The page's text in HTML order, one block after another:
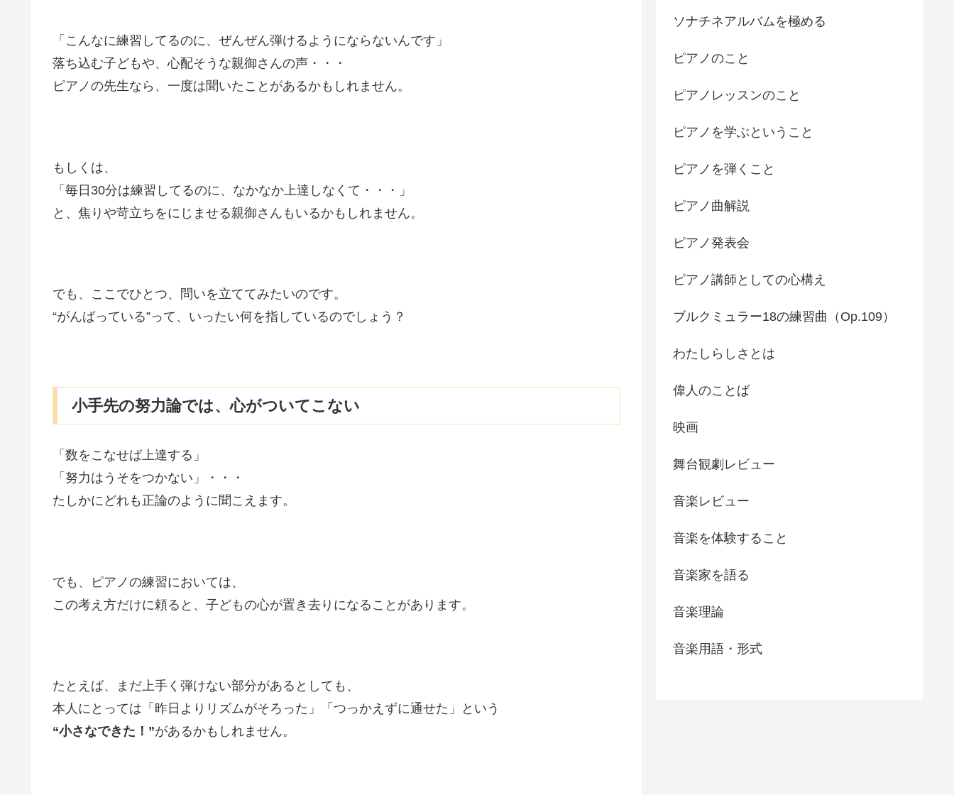
「こんなに練習してるのに、ぜんぜん弾けるようにならないんです」
落ち込む子どもや、心配そうな親御さんの声・・・
ピアノの先生なら、一度は聞いたことがあるかもしれません。
もしくは、
「毎日30分は練習してるのに、なかなか上達しなくて・・・」
と、焦りや苛立ちをにじませる親御さんもいるかもしれません。
でも、ここでひとつ、問いを立ててみたいのです。
“がんばっている”って、いったい何を指しているのでしょう？
小手先の努力論では、心がついてこない
「数をこなせば上達する」
「努力はうそをつかない」・・・
たしかにどれも正論のように聞こえます。
でも、ピアノの練習においては、
この考え方だけに頼ると、子どもの心が置き去りになることがあります。
たとえば、まだ上手く弾けない部分があるとしても、
本人にとっては「昨日よりリズムがそろった」「つっかえずに通せた」という
“小さなできた！”があるかもしれません。
ソナチネアルバムを極める
ピアノのこと
ピアノレッスンのこと
ピアノを学ぶということ
ピアノを弾くこと
ピアノ曲解説
ピアノ発表会
ピアノ講師としての心構え
ブルクミュラー18の練習曲（Op.109）
わたしらしさとは
偉人のことば
映画
舞台観劇レビュー
音楽レビュー
音楽を体験すること
音楽家を語る
音楽理論
音楽用語・形式